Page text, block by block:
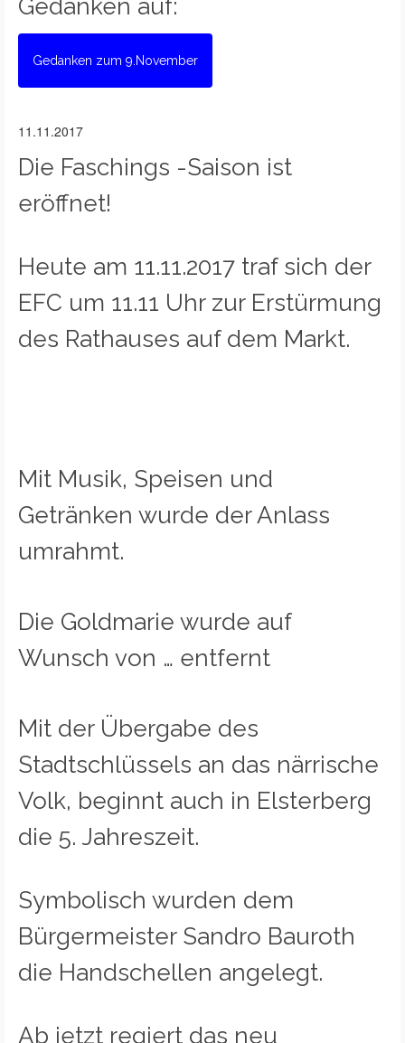
Gedanken auf:
Gedanken zum 9.November
11.11.2017
Die Faschings -Saison ist
eröffnet!
Heute am 11.11.2017 traf sich der
EFC um 11.11 Uhr zur Erstürmung
des Rathauses auf dem Markt.
Mit Musik, Speisen und
Getränken wurde der Anlass
umrahmt.
Die Goldmarie wurde auf
Wunsch von … entfernt
Mit der Übergabe des
Stadtschlüssels an das närrische
Volk, beginnt auch in Elsterberg
die 5. Jahreszeit.
Symbolisch wurden dem
Bürgermeister Sandro Bauroth
die Handschellen angelegt.
Ab jetzt regiert das neu